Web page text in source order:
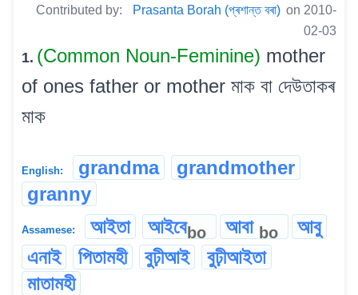
Contributed by: Prasanta Borah (প্ৰশান্ত বৰা) on 2010-
02-03
1. (Common Noun-Feminine) mother
of ones father or mother মাক বা দেউতাকৰ
মাক
English: grandma
grandmother
granny
Assamese: আইতা আইবেbo আবা bo
আবু
এনাই
পিতামহী বুঢ়ীআই
বুঢ়ীআইতা
মাতামহী